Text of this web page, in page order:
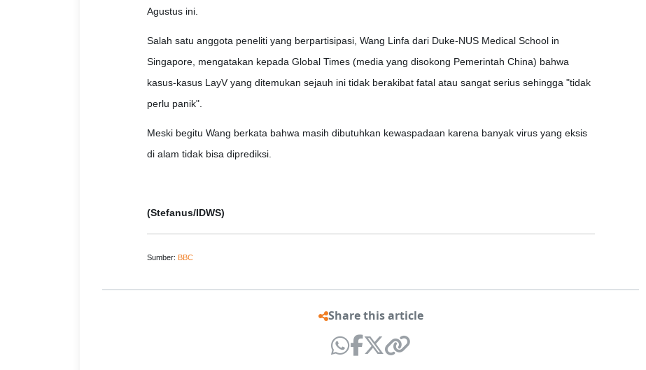
Agustus ini.
Salah satu anggota peneliti yang berpartisipasi, Wang Linfa dari Duke-NUS Medical School in
Singapore, mengatakan kepada Global Times (media yang disokong Pemerintah China) bahwa
kasus-kasus LayV yang ditemukan sejauh ini tidak berakibat fatal atau sangat serius sehingga "tidak
perlu panik".
Meski begitu Wang berkata bahwa masih dibutuhkan kewaspadaan karena banyak virus yang eksis
di alam tidak bisa diprediksi.
(Stefanus/IDWS)
Sumber: BBC
Share this article